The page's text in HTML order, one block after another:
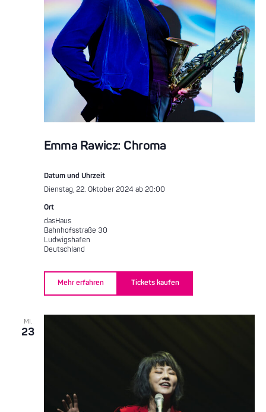
Emma Rawicz: Chroma
Datum und Uhrzeit
Dienstag, 22. Oktober 2024 ab 20:00
Ort
dasHaus
Bahnhofsstraße 30
Ludwigshafen
Deutschland
Mehr erfahren Tickets kaufen
MI.
23